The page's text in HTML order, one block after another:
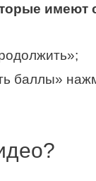
имеют
баллы»